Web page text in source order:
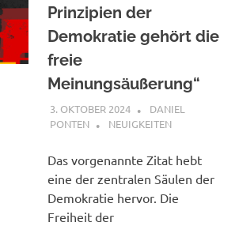
Prinzipien der
Demokratie gehört die
freie
Meinungsäußerung“
3. OKTOBER 2024
DANIEL
PONTEN
NEUIGKEITEN
Das vorgenannte Zitat hebt
eine der zentralen Säulen der
Demokratie hervor. Die
Freiheit der